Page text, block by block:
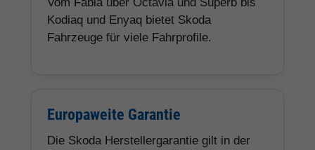
Kodiaq und Enyaq bietet Skoda
Fahrzeuge für viele Fahrprofile.
Europaweite Garantie
Die Skoda Herstellergarantie gilt in der